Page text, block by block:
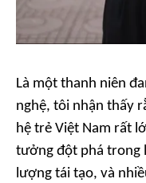
Là một thanh niên
nghệ, tôi nhận thấy
hệ trẻ Việt Nam rất
tưởng đột phá trong
lượng tái tạo, và